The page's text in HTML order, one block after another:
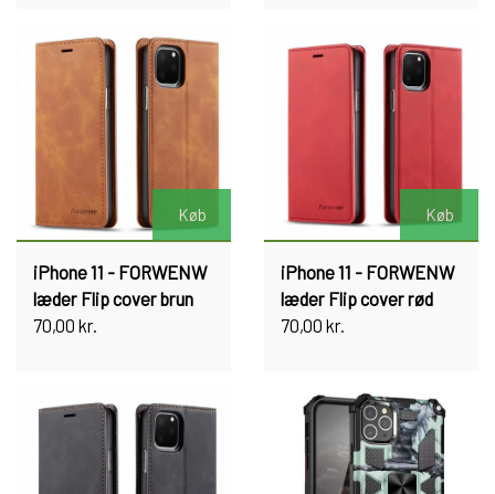
Køb
iPhone 11 - FORWENW
læder Flip cover brun
70,00 kr.
Køb
iPhone 11 - FORWENW
læder Flip cover rød
70,00 kr.